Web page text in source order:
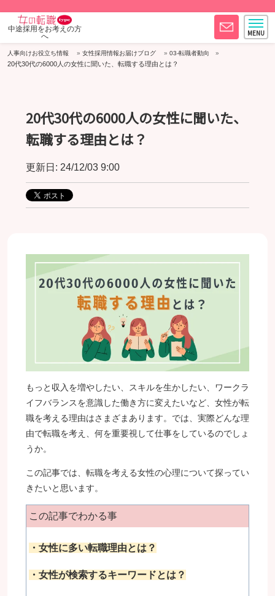
中途採用をお考えの方
へ
人事向けお役立ち情報 女性採用情報お届けブログ 03-転職者動向
20代30代の6000人の女性に聞いた、転職する理由とは？
20代30代の6000人の女性に聞いた、
転職する理由とは？
更新日: 24/12/03 9:00
もっと収入を増やしたい、スキルを生かしたい、ワークラ
イフバランスを意識した働き方に変えたいなど、女性が転
職を考える理由はさまざまあります。では、実際どんな理
由で転職を考え、何を重要視して仕事をしているのでしょ
うか。
この記事では、転職を考える女性の心理について探ってい
きたいと思います。
この記事でわかる事
・女性に多い転職理由とは？
・女性が検索するキーワードとは？